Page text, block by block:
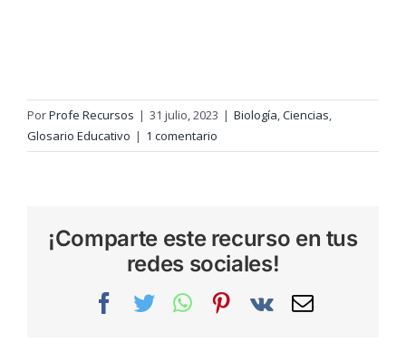
PorProfe Recursos | 31 julio, 2023 | Biología,Ciencias,
Glosario Educativo | 1 comentario
¡Comparte este recurso en tus
redes sociales!
Facebook
TwitterWhatsAppPinterest
Vk
Correo